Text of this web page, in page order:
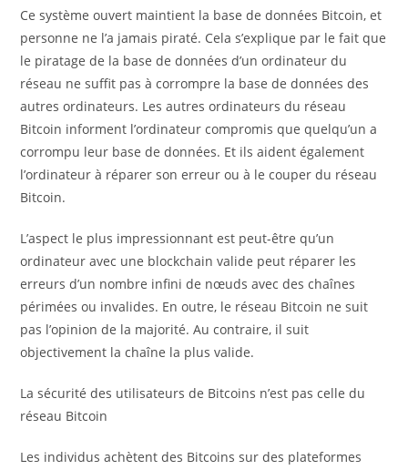
Ce système ouvert maintient la base de données Bitcoin, et
personne ne l’a jamais piraté. Cela s’explique par le fait que
le piratage de la base de données d’un ordinateur du
réseau ne suffit pas à corrompre la base de données des
autres ordinateurs. Les autres ordinateurs du réseau
Bitcoin informent l’ordinateur compromis que quelqu’un a
corrompu leur base de données. Et ils aident également
l’ordinateur à réparer son erreur ou à le couper du réseau
Bitcoin.
L’aspect le plus impressionnant est peut-être qu’un
ordinateur avec une blockchain valide peut réparer les
erreurs d’un nombre infini de nœuds avec des chaînes
périmées ou invalides. En outre, le réseau Bitcoin ne suit
pas l’opinion de la majorité. Au contraire, il suit
objectivement la chaîne la plus valide.
La sécurité des utilisateurs de Bitcoins n’est pas celle du
réseau Bitcoin
Les individus achètent des Bitcoins sur des plateformes